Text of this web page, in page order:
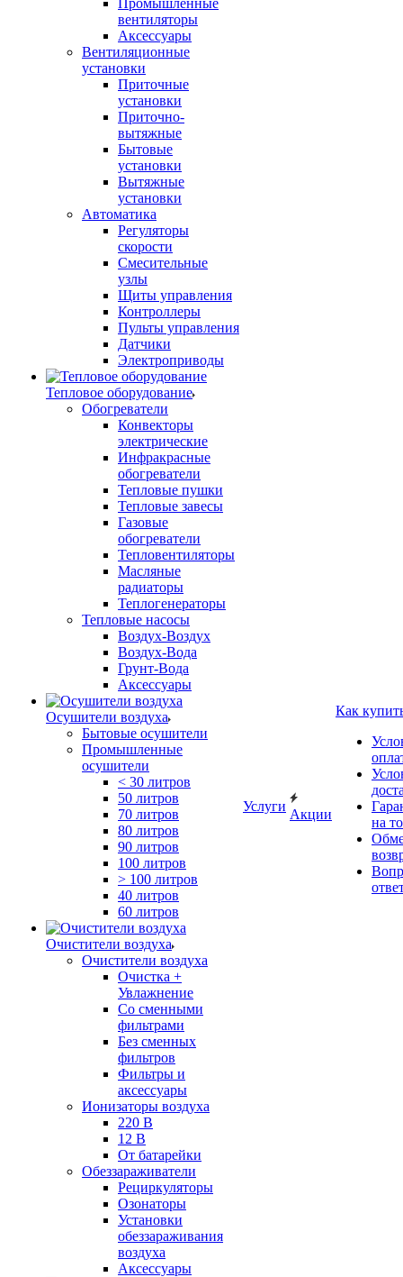
Промышленные
вентиляторы
Аксессуары
Вентиляционные
установки
Приточные
установки
Приточно-
вытяжные
Бытовые
установки
Вытяжные
установки
Автоматика
Регуляторы
скорости
Смесительные
узлы
Щиты управления
Контроллеры
Пульты управления
Датчики
Электроприводы
Тепловое оборудование
Обогреватели
Конвекторы
электрические
Инфракрасные
обогреватели
Тепловые пушки
Тепловые завесы
Газовые
обогреватели
Тепловентиляторы
Масляные
радиаторы
Теплогенераторы
Тепловые насосы
Воздух-Воздух
Воздух-Вода
Грунт-Вода
Аксессуары
Осушители воздуха
Бытовые осушители
Промышленные
осушители
< 30 литров
50 литров
70 литров
80 литров
90 литров
100 литров
> 100 литров
40 литров
60 литров
Очистители воздуха
Очистители воздуха
Очистка +
Увлажнение
Cо сменными
фильтрами
Без сменных
фильтров
Фильтры и
аксессуары
Ионизаторы воздуха
220 В
12 В
От батарейки
Обеззараживатели
Рециркуляторы
Озонаторы
Установки
обеззараживания
воздуха
Аксессуары
Услуги
Акции
Как
на